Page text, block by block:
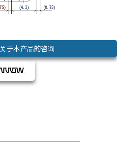
关于本产品的咨询